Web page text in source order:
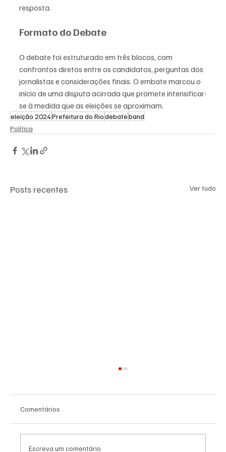
resposta.
Formato do Debate
O debate foi estruturado em três blocos, com
confrontos diretos entre os candidatos, perguntas dos
jornalistas e considerações finais. O embate marcou o
início de uma disputa acirrada que promete intensificar-
se à medida que as eleições se aproximam.
eleição 2024Prefeitura do Riodebateband
Política
Posts recentes Ver tudo
Comentários
Escreva um comentário